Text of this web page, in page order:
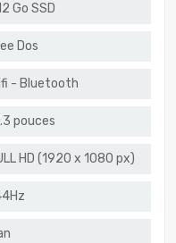
Go SSD
Dos
- Bluetooth
pouces
HD (1920 x 1080 px)